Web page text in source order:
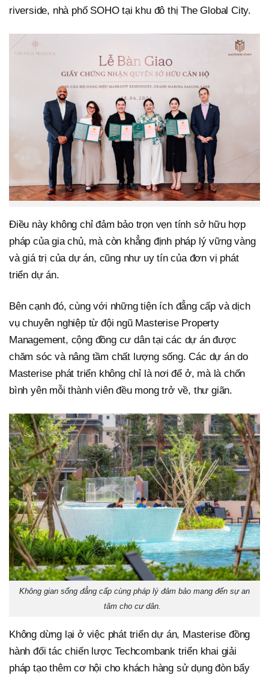
riverside, nhà phố SOHO tại khu đô thị The Global City.
Điều này không chỉ đảm bảo trọn vẹn tính sở hữu hợp
pháp của gia chủ, mà còn khẳng định pháp lý vững vàng
và giá trị của dự án, cũng như uy tín của đơn vị phát
triển dự án.
Bên cạnh đó, cùng với những tiện ích đẳng cấp và dịch
vụ chuyên nghiệp từ đội ngũ Masterise Property
Management, cộng đồng cư dân tại các dự án được
chăm sóc và nâng tầm chất lượng sống. Các dự án do
Masterise phát triển không chỉ là nơi để ở, mà là chốn
bình yên mỗi thành viên đều mong trở về, thư giãn.
Không gian sống đẳng cấp cùng pháp lý đảm bảo mang đến sự an
tâm cho cư dân.
Không dừng lại ở việc phát triển dự án, Masterise đồng
hành đối tác chiến lược Techcombank triển khai giải
pháp tạo thêm cơ hội cho khách hàng sử dụng đòn bẩy